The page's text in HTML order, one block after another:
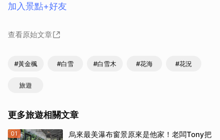
加入景點+好友
查看原始文章
#黃金楓 #白雪 #白雪木 #花海 #花況
旅遊
更多旅遊相關文章
01 烏來最美瀑布窗景原來是他家！老闆Tony把